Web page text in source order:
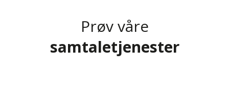
Prøv våre
samtaletjenester